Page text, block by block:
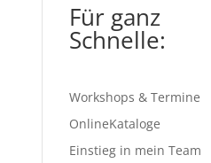
Für ganz
Schnelle:
Workshops & Termine
OnlineKataloge
Einstieg in mein Team